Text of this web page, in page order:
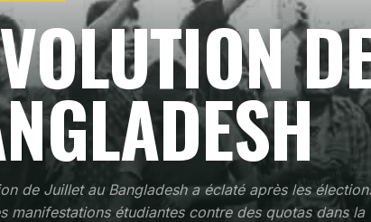
de Juillet au Bangladesh a éclaté après les
manifestations étudiantes contre des quotas dans